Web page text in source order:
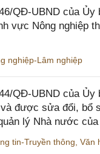
QĐ-UBND của Ủy
vực Nông nghiệp
nghiệp-Lâm nghiệp
QĐ-UBND của
được sửa đổi, bổ
lý Nhà nước
tin-Truyền thông Văn